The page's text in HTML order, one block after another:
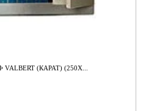
(КАРАТ) (250X...